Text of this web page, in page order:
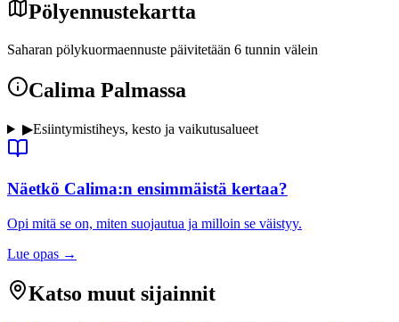
Pölyennustekartta
Saharan pölykuormaennuste päivitetään 6 tunnin välein
Calima Palmassa
▶Esiintymistiheys, kesto ja vaikutusalueet
Näetkö Calima:n ensimmäistä kertaa?
Opi mitä se on, miten suojautua ja milloin se väistyy.
Lue opas →
Katso muut sijainnit